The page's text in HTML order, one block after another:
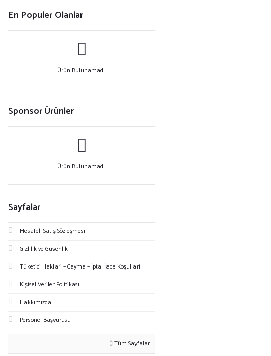
En Populer Olanlar
Ürün Bulunamadı.
Sponsor Ürünler
Ürün Bulunamadı.
Sayfalar
Mesafeli Satış Sözleşmesi
Gizlilik ve Güvenlik
Tüketici Haklari – Cayma – İptal İade Koşullari
Kişisel Veriler Politikası
Hakkımızda
Personel Başvurusu
Tüm Sayfalar